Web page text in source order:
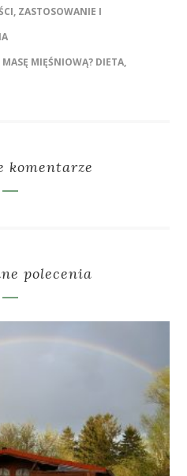
ZASTOSOWANIE I
MIĘŚNIOWĄ? DIETA,
komentarze
polecenia